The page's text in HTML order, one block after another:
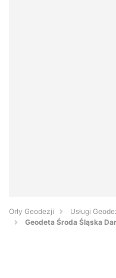
Orły Geodezji
Usługi
Geodeta Środa Śląska